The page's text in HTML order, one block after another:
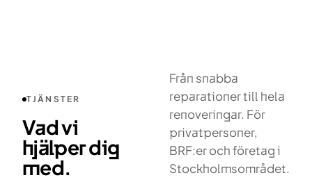
TJÄNSTER
Vad vi
hjälper dig
med.
Från snabba
reparationer till hela
renoveringar. För
privatpersoner,
BRF:er och företag i
Stockholmsområdet.